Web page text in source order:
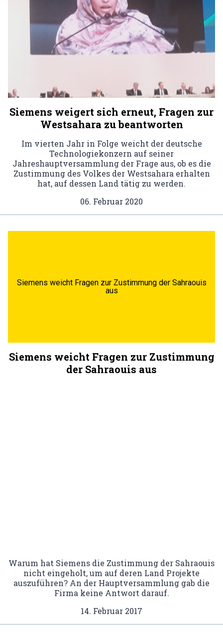
Siemens weigert sich erneut, Fragen zur
Westsahara zu beantworten
Im vierten Jahr in Folge weicht der deutsche
Technologiekonzern auf seiner
Jahreshauptversammlung der Frage aus, ob es die
Zustimmung des Volkes der Westsahara erhalten
hat, auf dessen Land tätig zu werden.
06. Februar 2020
Siemens weicht Fragen zur Zustimmung der Sahraouis
aus
Siemens weicht Fragen zur Zustimmung
der Sahraouis aus
Warum hat Siemens die Zustimmung der Sahraouis
nicht eingeholt, um auf deren Land Projekte
auszuführen? An der Hauptversammlung gab die
Firma keine Antwort darauf.
14. Februar 2017